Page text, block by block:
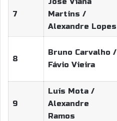
7
Martins /
Alexandre Lopes
8
Bruno Carvalho /
Fávio Vieira
9
Luís Mota /
Alexandre
Ramos